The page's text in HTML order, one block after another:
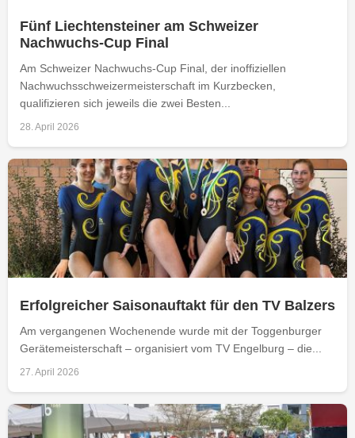
Fünf Liechtensteiner am Schweizer
Nachwuchs-Cup Final
Am Schweizer Nachwuchs-Cup Final, der inoffiziellen
Nachwuchsschweizermeisterschaft im Kurzbecken,
qualifizieren sich jeweils die zwei Besten...
28. April 2026
Erfolgreicher Saisonauftakt für den TV Balzers
Am vergangenen Wochenende wurde mit der Toggenburger
Gerätemeisterschaft – organisiert vom TV Engelburg – die...
27. April 2026